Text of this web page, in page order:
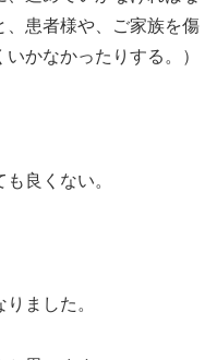
、患者様や、ご家族を傷
かなかったりする。）
良くない。
ました。